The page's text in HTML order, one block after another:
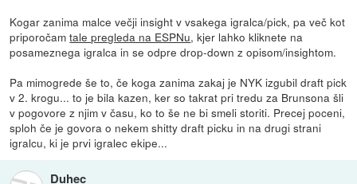
Kogar zanima malce večji insight v vsakega igralca/pick, pa več kot
priporočamtale pregleda na ESPNu, kjer lahko kliknete na
posameznega igralca in se odpre drop-down z opisom/insightom.
Pa mimogrede še to, če koga zanima zakaj je NYK izgubil draft pick
v 2. krogu... to je bila kazen, ker so takrat pri tredu za Brunsona šli
v pogovore z njim v času, ko to še ne bi smeli storiti. Precej poceni,
sploh če je govora o nekem shitty draft picku in na drugi strani
igralcu, ki je prvi igralec ekipe...
Duhec